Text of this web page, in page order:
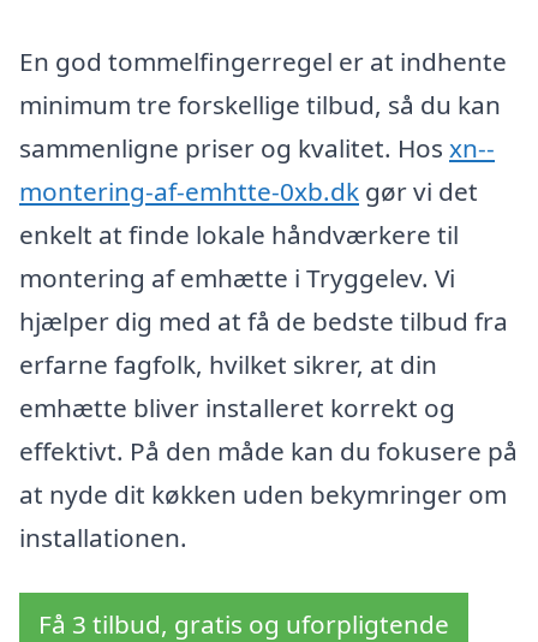
En god tommelfingerregel er at indhente
minimum tre forskellige tilbud, så du kan
sammenligne priser og kvalitet. Hos xn--
montering-af-emhtte-0xb.dk gør vi det
enkelt at finde lokale håndværkere til
montering af emhætte i Tryggelev. Vi
hjælper dig med at få de bedste tilbud fra
erfarne fagfolk, hvilket sikrer, at din
emhætte bliver installeret korrekt og
effektivt. På den måde kan du fokusere på
at nyde dit køkken uden bekymringer om
installationen.
Få 3 tilbud, gratis og uforpligtende